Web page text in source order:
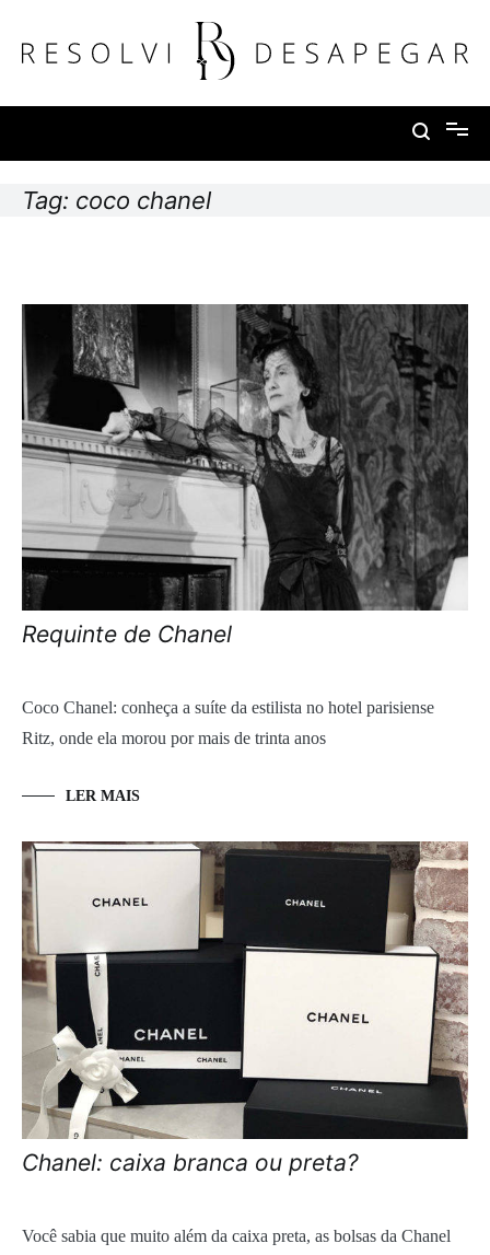
conteúdo
Resolvi Desapegar
Tag: coco chanel
Requinte de Chanel
Coco Chanel: conheça a suíte da estilista no hotel parisiense
Ritz, onde ela morou por mais de trinta anos
LER MAIS
Chanel: caixa branca ou preta?
Você sabia que muito além da caixa preta, as bolsas da Chanel